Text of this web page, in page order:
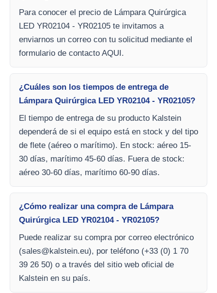
Para conocer el precio de Lámpara Quirúrgica
LED YR02104 - YR02105 te invitamos a
enviarnos un correo con tu solicitud mediante el
formulario de contacto AQUI.
¿Cuáles son los tiempos de entrega de
Lámpara Quirúrgica LED YR02104 - YR02105?
El tiempo de entrega de su producto Kalstein
dependerá de si el equipo está en stock y del tipo
de flete (aéreo o marítimo). En stock: aéreo 15-
30 días, marítimo 45-60 días. Fuera de stock:
aéreo 30-60 días, marítimo 60-90 días.
¿Cómo realizar una compra de Lámpara
Quirúrgica LED YR02104 - YR02105?
Puede realizar su compra por correo electrónico
(sales@kalstein.eu), por teléfono (+33 (0) 1 70
39 26 50) o a través del sitio web oficial de
Kalstein en su país.